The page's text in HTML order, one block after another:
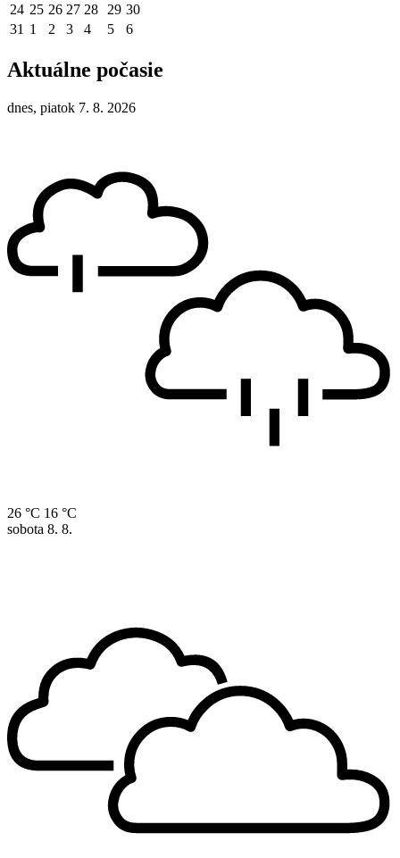
24 25 26 27 28 29 30
31 1 2 3 4 5 6
Aktuálne počasie
dnes, piatok 7. 8. 2026
26 °C 16 °C
sobota 8. 8.